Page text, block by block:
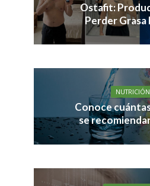
Ostafit:
Perder Grasa
NUTRICIÓN
Conoce
se